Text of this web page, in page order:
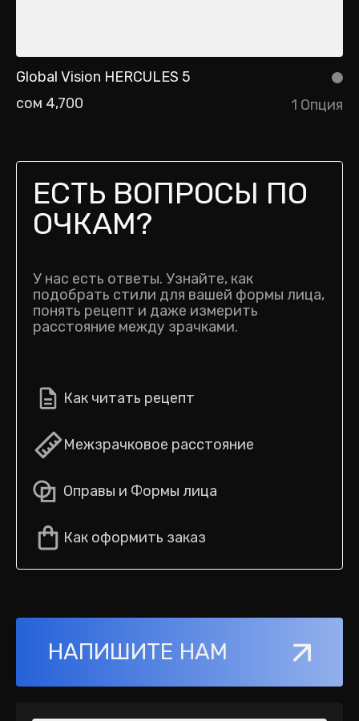
Global Vision HERCULES 5
сом 4,700
1 Опция
ЕСТЬ ВОПРОСЫ ПО
ОЧКАМ?
У нас есть ответы. Узнайте, как
подобрать стили для вашей формы лица,
понять рецепт и даже измерить
расстояние между зрачками.
Как читать рецепт
Межзрачковое расстояние
Оправы и Формы лица
Как оформить заказ
НАПИШИТЕ НАМ